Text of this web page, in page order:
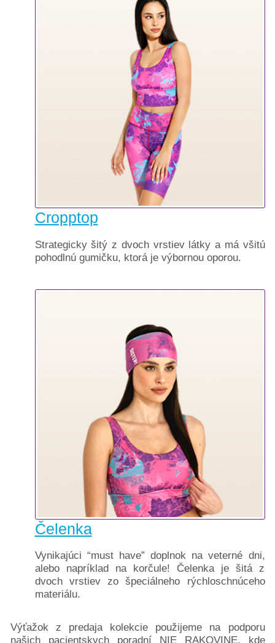
Cropptop
Strategicky šitý z dvoch vrstiev látky a má všitú
pohodlnú gumičku, ktorá je výbornou oporou.
Čelenka
Vynikajúci “must have” doplnok na veterné dni,
alebo napríklad na korčule! Čelenka je šitá z
dvoch vrstiev zo špeciálneho rýchloschnúceho
materiálu.
Výťažok z predaja kolekcie použijeme na podporu
našich pacientskych poradní NIE RAKOVINE, kde